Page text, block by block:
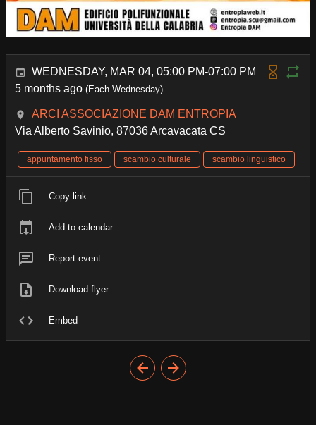
WEDNESDAY, MAR 04, 05:00 PM-07:00 PM
5 months ago (Each Wednesday)
ARCI ASSOCIAZIONE DAM ENTROPIA
Via Alberto Savinio, 87036 Arcavacata CS
appuntamento fisso scambio culturale scambio linguistico
Copy link
Add to calendar
Report event
Download flyer
Embed